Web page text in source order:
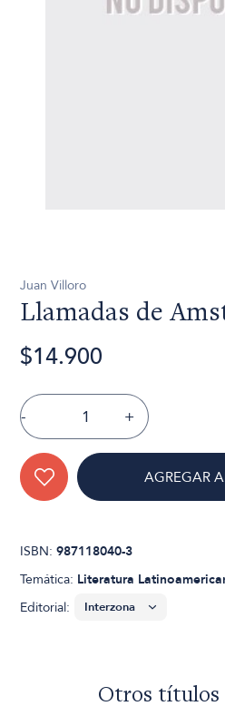
Juan Villoro
Llamadas de
$14.900
- +
AGREGAR
ISBN:987118040-3
Temática: Literatura
Editorial:
Otros títulos